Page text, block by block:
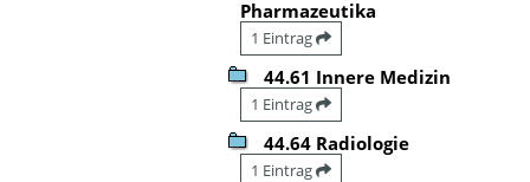
Pharmazeutika
1 Eintrag
44.61 Innere Medizin
1 Eintrag
44.64 Radiologie
1 Eintrag